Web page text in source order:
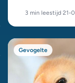
binnen de regels.
3 min leestijd·21-
Gevogelte